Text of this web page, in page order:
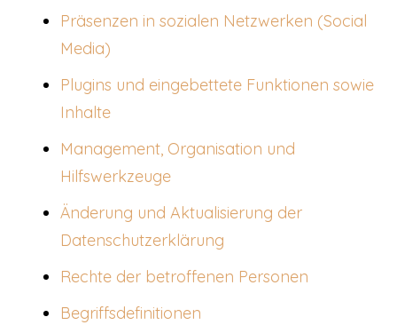
Präsenzen in sozialen Netzwerken (Social
Media)
Plugins und eingebettete Funktionen sowie
Inhalte
Management, Organisation und
Hilfswerkzeuge
Änderung und Aktualisierung der
Datenschutzerklärung
Rechte der betroffenen Personen
Begriffsdefinitionen